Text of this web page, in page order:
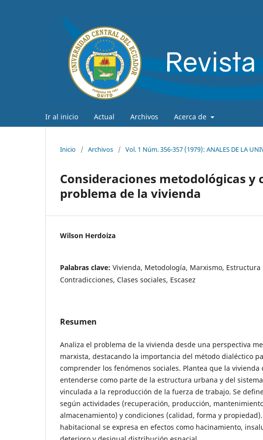
Ir al inicio Actual Archivos Acerca de
Inicio / Archivos / Vol. 1 Núm. 356-357 (1979): ANALES DE LA
Consideraciones metodológicas
problema de la vivienda
Wilson Herdoiza
Palabras clave: Vivienda, Metodología, Marxismo, Estructura
Contradicciones, Clases sociales, Escasez
Resumen
Analiza el problema de la vivienda desde una perspectiva
marxista, destacando la importancia del método dialéctico
comprender los fenómenos sociales. Plantea que la vivienda
entenderse como parte de la estructura urbana y del
vinculada a la reproducción de la fuerza de trabajo. Se
según actividades (recuperación, producción,
almacenamiento) y condiciones (calidad, forma y
habitacional se expresa en efectos como hacinamiento,